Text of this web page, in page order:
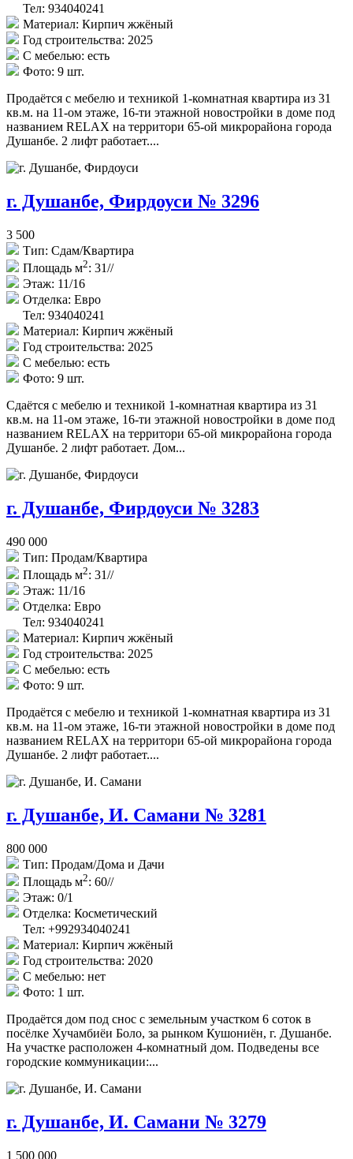
Тел: 934040241
Материал: Кирпич жжёный
Год строительства: 2025
С мебелью: есть
Фото: 9 шт.
Продаётся с мебелю и техникой 1-комнатная квартира из 31
кв.м. на 11-ом этаже, 16-ти этажной новостройки в доме под
названием RELAX на территори 65-ой микрорайона города
Душанбе. 2 лифт работает....
г. Душанбе, Фирдоуси № 3296
3 500
Тип: Сдам/Квартира
Площадь м2: 31//
Этаж: 11/16
Отделка: Евро
Тел: 934040241
Материал: Кирпич жжёный
Год строительства: 2025
С мебелью: есть
Фото: 9 шт.
Сдаётся с мебелю и техникой 1-комнатная квартира из 31
кв.м. на 11-ом этаже, 16-ти этажной новостройки в доме под
названием RELAX на территори 65-ой микрорайона города
Душанбе. 2 лифт работает. Дом...
г. Душанбе, Фирдоуси № 3283
490 000
Тип: Продам/Квартира
Площадь м2: 31//
Этаж: 11/16
Отделка: Евро
Тел: 934040241
Материал: Кирпич жжёный
Год строительства: 2025
С мебелью: есть
Фото: 9 шт.
Продаётся с мебелю и техникой 1-комнатная квартира из 31
кв.м. на 11-ом этаже, 16-ти этажной новостройки в доме под
названием RELAX на территори 65-ой микрорайона города
Душанбе. 2 лифт работает....
г. Душанбе, И. Самани № 3281
800 000
Тип: Продам/Дома и Дачи
Площадь м2: 60//
Этаж: 0/1
Отделка: Косметический
Тел: +992934040241
Материал: Кирпич жжёный
Год строительства: 2020
С мебелью: нет
Фото: 1 шт.
Продаётся дом под снос с земельным участком 6 соток в
посёлке Хучамбиёи Боло, за рынком Кушониён, г. Душанбе.
На участке расположен 4-комнатный дом. Подведены все
городские коммуникации:...
г. Душанбе, И. Самани № 3279
1 500 000